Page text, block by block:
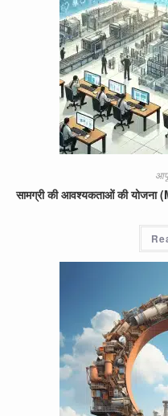
सामग्री की आवश्यकताओं की योजना